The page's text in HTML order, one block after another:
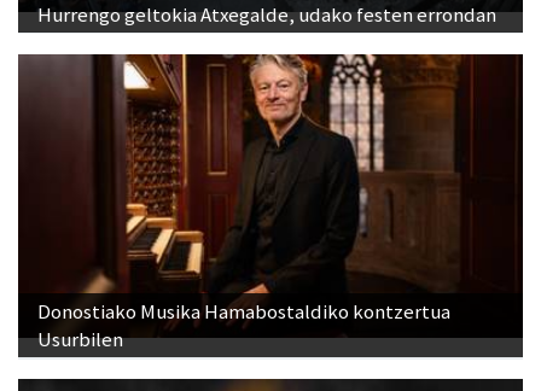
Hurrengo geltokia Atxegalde, udako festen errondan
Donostiako Musika Hamabostaldiko kontzertua
Usurbilen